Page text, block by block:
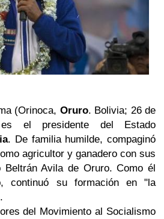
(Orinoca, Oruro. Bolivia; 26 de
el presidente del Estado
. De familia humilde, compaginó
agricultor y ganadero con sus
Avila de Oruro. Como él
continuó su formación en "la
del Movimiento al Socialismo